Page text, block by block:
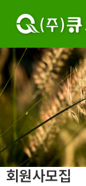
회원사모집